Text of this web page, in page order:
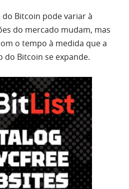
Bitcoin pode variar à
do mercado mudam, mas
o tempo à medida que a
Bitcoin se expande.